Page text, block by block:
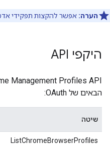
הערה: אפשר להקצות תפקידי
היקפי API
הבאים של OAuth:
שיטה
ListChromeBrowserProfiles